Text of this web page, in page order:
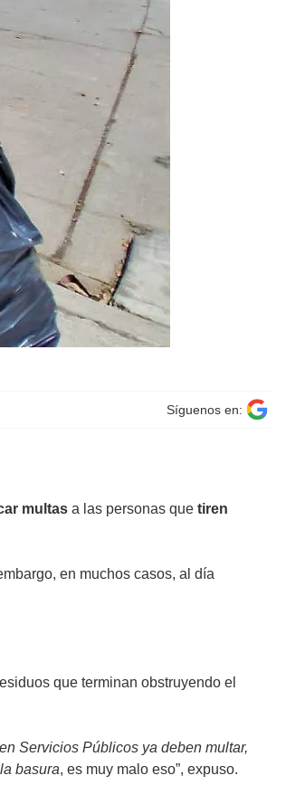
Síguenos en:
multas a las personas que tiren
en muchos casos, al día
que terminan obstruyendo el
Servicios Públicos ya deben multar,
basura, es muy malo eso”, expuso.